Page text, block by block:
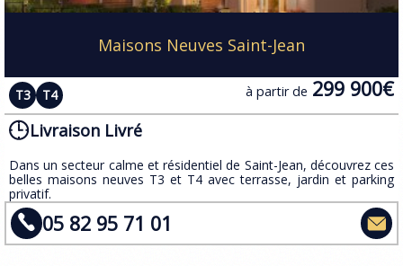
Maisons Neuves Saint-Jean
T3 T4 à partir de 299 900€
Livraison Livré
Dans un secteur calme et résidentiel de Saint-Jean, découvrez ces
belles maisons neuves T3 et T4 avec terrasse, jardin et parking
privatif.
05 82 95 71 01